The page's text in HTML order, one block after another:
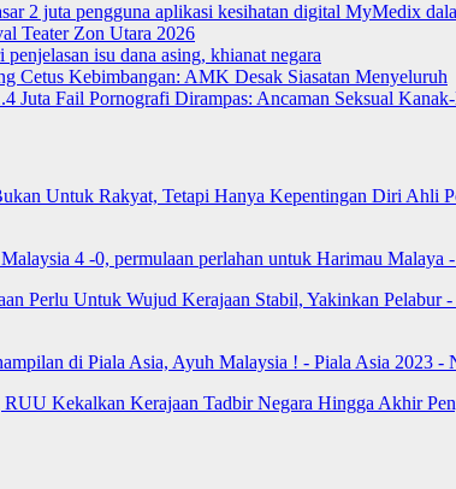
2 juta pengguna aplikasi kesihatan digital MyMedix
Teater Zon Utara 2026
isu dana asing, khianat negara
Cetus Kebimbangan: AMK Desak Siasatan Menyeluruh
Juta Fail Pornografi Dirampas: Ancaman Seksual
Untuk Rakyat, Tetapi Hanya Kepentingan Diri Ahli
4 -0, permulaan perlahan untuk Harimau Malaya
Perlu Untuk Wujud Kerajaan Stabil, Yakinkan Pelabur
di Piala Asia, Ayuh Malaysia ! - Piala Asia 2023 -
Kekalkan Kerajaan Tadbir Negara Hingga Akhir